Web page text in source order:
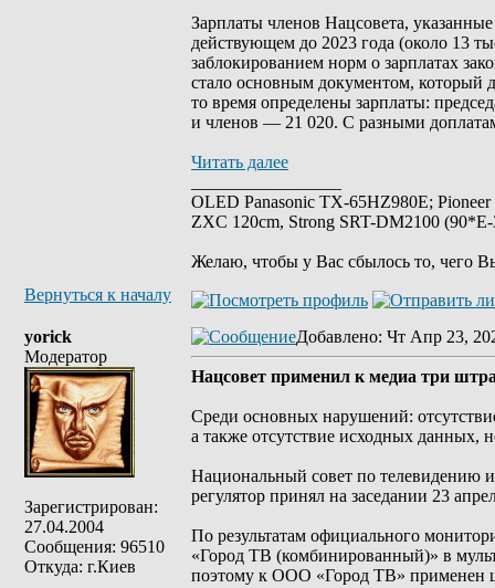
Зарплаты членов Нацсовета,
действующем до 2023 года (около 13
заблокированием норм о зарплатах
стало основным документом, который
то время определены зарплаты:
и членов — 21 020. С разными
Читать далее
OLED Panasonic TX-65HZ980E;
ZXC 120cm, Strong SRT-DM2100
Желаю, чтобы у Вас сбылось то, чего
Вернуться к началу
yorick
Модератор
Зарегистрирован:
27.04.2004
Сообщения: 96510
Откуда: г.Киев
Добавлено: Чт Апр 23,
Нацсовет применил к медиа три
Среди основных нарушений:
а также отсутствие исходных данных,
Национальный совет по телевидению
регулятор принял на заседании 23
По результатам официального
«Город ТВ (комбинированный)» в
поэтому к ООО «Город ТВ» применен